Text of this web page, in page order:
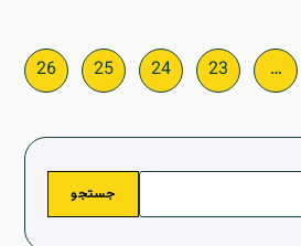
…
23
24
25
26
جستجو